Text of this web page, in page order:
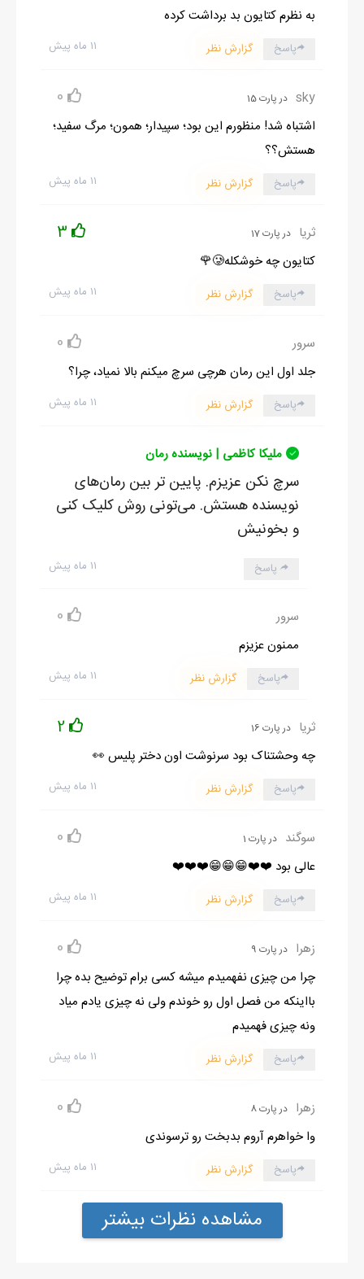
به نظرم کتایون بد برداشت کرده
۱۱ ماه پیش پاسخ گزارش نظر
sky در پارت 15 0
اشتباه شد! منظورم این بود؛ سپیدار؛ همون؛ مرگ سفید؛
هستش؟؟
۱۱ ماه پیش پاسخ گزارش نظر
ثریا در پارت 17 3
کتایون چه خوشکله🥲🌹
۱۱ ماه پیش پاسخ گزارش نظر
سرور 0
جلد اول این رمان هرچی سرچ میکنم بالا نمیاد، چرا؟
۱۱ ماه پیش پاسخ گزارش نظر
ملیکا کاظمی | نویسنده رمان
سرچ نکن عزیزم. پایین تر بین رمان‌های
نویسنده هستش. می‌تونی روش کلیک کنی
و بخونیش
۱۱ ماه پیش پاسخ
سرور 0
ممنون عزیزم
۱۱ ماه پیش پاسخ گزارش نظر
ثریا در پارت 16 2
چه وحشتناک بود سرنوشت اون دختر پلیس 👀
۱۱ ماه پیش پاسخ گزارش نظر
سوگند در پارت 1 0
عالی بود ❤️❤️😁😁😁❤️❤️❤️
۱۱ ماه پیش پاسخ گزارش نظر
زهرا در پارت 9 0
چرا من چیزی نفهمیدم میشه کسی برام توضیح بده چرا
بااینکه من فصل اول رو خوندم ولی نه چیزی یادم میاد
ونه چیزی فهمیدم
۱۱ ماه پیش پاسخ گزارش نظر
زهرا در پارت 8 0
وا خواهرم آروم بدبخت رو ترسوندی
۱۱ ماه پیش پاسخ گزارش نظر
مشاهده نظرات بیشتر